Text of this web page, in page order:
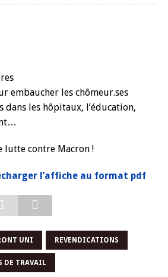
embaucher les chômeur.ses
dans les hôpitaux, l’éducation,
contre Macron !
l’affiche au format pdf
UNI REVENDICATIONS
DE TRAVAIL